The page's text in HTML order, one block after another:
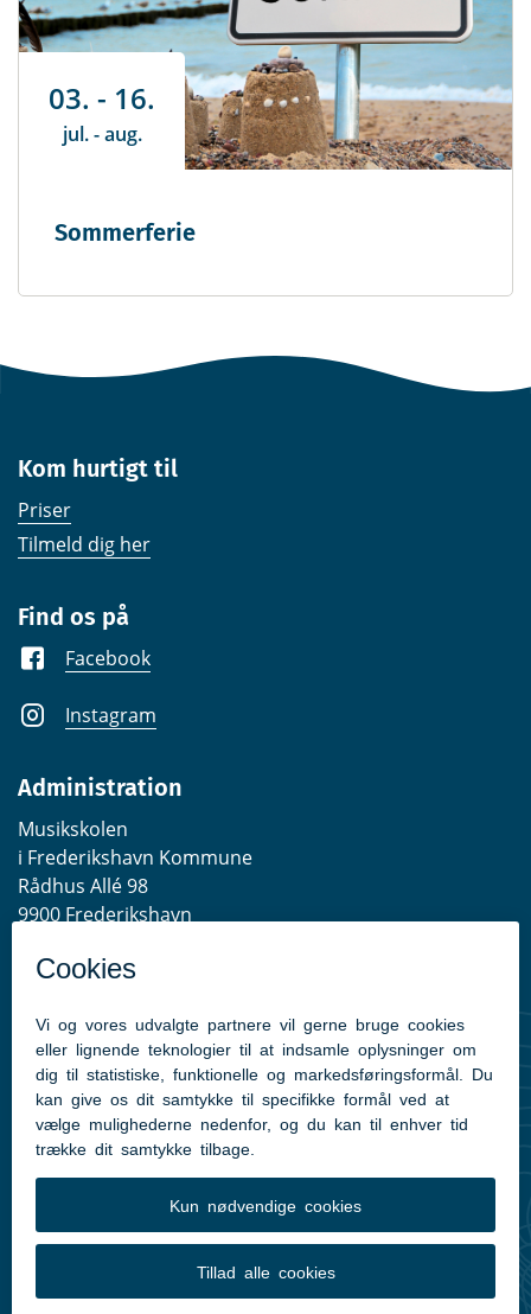
03. - 16.
jul. - aug.
Sommerferie
Kom hurtigt til
Priser
Tilmeld dig her
Find os på
Facebook
Instagram
Administration
Musikskolen
i Frederikshavn Kommune
Rådhus Allé 98
9900 Frederikshavn
EAN-lokationsnummer:
Telefontider
Mandag - Torsdag: 10:00-14:00
Fredag: 10.00-12.00